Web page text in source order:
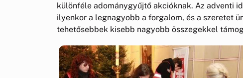
különféle adománygyűjtő akcióknak. Az adventi
ilyenkor a legnagyobb a forgalom, és a szeretet
tehetősebbek kisebb nagyobb összegekkel